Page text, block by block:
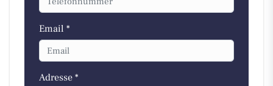
Email *
Adresse *